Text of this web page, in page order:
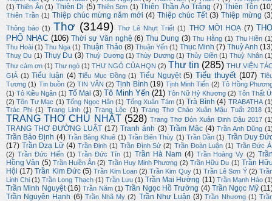
(1) Thiên Ân (1) Thiên Di (5) Thiên Sơn (1) Thiên Thần Áo Trắng (7) Thiên Tôn
Thiên Trần (1) Thiệp chúc mừng năm mới (4) Thiệp chúc Tết (3) Thiệp mừng
Thông báo (1) Thơ (3149) Thơ Lê Nhựt Triết (1) THƠ MỜI HOẠ (7)
PHỔ NHẠC (106) Thời sự Văn nghệ (6) Thu Dung (3) Thu Hằng (1) Thu Hiền
Thu Hoài (1) Thu Nga (1) Thuận Thảo (8) Thuận Yến (1) Thục Minh (7) Thuỳ Anh
Thuỵ Du (1) Thụy Du (3) Thuỳ Dương (1) Thùy Dương (1) Thủy Điền (1) Thuỳ Nhân
Thư cảm ơn (1) Thư ngỏ (1) THƯ NGỎ CỦA HQN (2) Thư tin (285) THƯ VIỆN
GIẢ (1) Tiểu luận (4) Tiểu Mục Đồng (1) Tiểu Nguyệt (5) Tiểu thuyết (107)
Tương (1) Tin buồn (2) TIN VĂN (2) Tịnh Bình (19) Tịnh Minh Tiến (2) Tô Hồng
(1) Tô Kiều Ngân (1) Tố Mai (3) Tô Minh Yến (21) Tôn Nữ Hỷ Khương (2) Tôn Thất
(2) Tôn Tư Mạc (1) Tống Ngọc Hân (1) Tống Xuân Tám (1) Trà Bình (4) TRABATHA
Trác Phi (1) Trang Linh (1) Trang Lộc (1) Trang Thơ Chào Xuân Mậu Tuất 2018
TRANG THƠ CHỦ NHẬT (528) Trang Thơ Đón Xuân Đinh Dậu 2017
TRANG THƠ ĐƯỜNG LUẬT (17) Tranh ảnh (3) Trầm Mặc (4) Trần Anh Dũng
Trần Bảo Định (4) Trần Băng Khuê (1) Trần Biên Thùy (1) Trần Dần (1) Trần Duy
(17) Trần Dzạ Lữ (4) Trần Định (1) Trần Đình Sử (2) Trần Đoàn Luận (1) Trần Đức
(2) Trần Đức Hiển (1) Trần Đức Tín (1) Trần Hà Nam (4) Trần Hoàng Vy (2)
Hồng Vân (5) Trần Huiền Ân (2) Trần Huy Minh Phương (2) Trần Hữu Du (1) Trần
Hội (17) Trần Kim Đức (5) Trần Kim Loan (2) Trần Kim Quy (1) Trần Lê Sơn Ý (2)
Linh Chi (1) Trần Long Thạch (1) Trần Lưu (1) Trần Mai Hường (11) Trần Mạnh Hảo
Trần Minh Nguyệt (16) Trần Năm (1) Trần Ngọc Hồ Trường (4) Trần Ngọc Mỹ
Trần Nguyên Hạnh (6) Trần Nhã My (2) Trần Như Luận (3) Trần Nhương (1)